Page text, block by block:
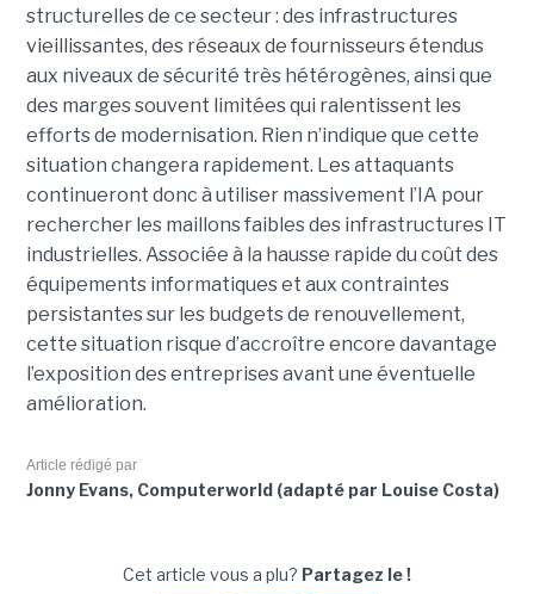
structurelles de ce secteur : des infrastructures
vieillissantes, des réseaux de fournisseurs étendus
aux niveaux de sécurité très hétérogènes, ainsi que
des marges souvent limitées qui ralentissent les
efforts de modernisation. Rien n’indique que cette
situation changera rapidement. Les attaquants
continueront donc à utiliser massivement l’IA pour
rechercher les maillons faibles des infrastructures IT
industrielles. Associée à la hausse rapide du coût des
équipements informatiques et aux contraintes
persistantes sur les budgets de renouvellement,
cette situation risque d’accroître encore davantage
l’exposition des entreprises avant une éventuelle
amélioration.
Article rédigé par
Jonny Evans, Computerworld (adapté par Louise Costa)
Cet article vous a plu? Partagez le !